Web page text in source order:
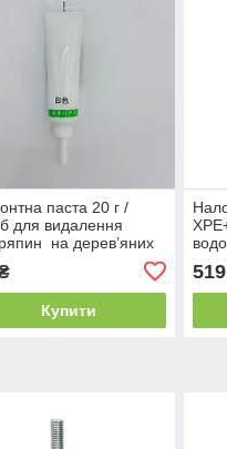
паста 20 г /
для видалення
на дерев’яних
Купити
519